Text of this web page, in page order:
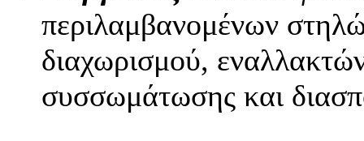
περιλαμβανομένων
διαχωρισμού,
συσσωμάτωσης και